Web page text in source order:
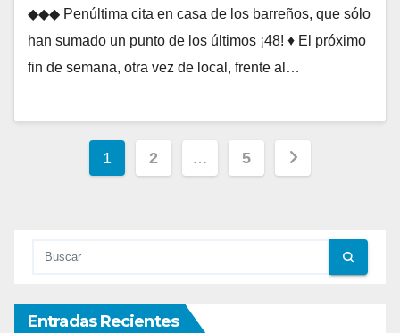
◆◆◆ Penúltima cita en casa de los barreños, que sólo
han sumado un punto de los últimos ¡48! ♦ El próximo
fin de semana, otra vez de local, frente al…
Paginación
1 2 … 5
Entradas Recientes